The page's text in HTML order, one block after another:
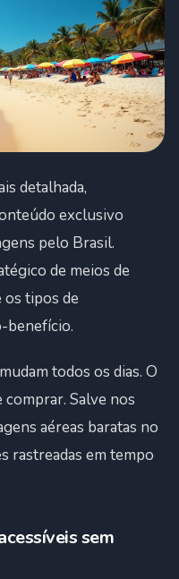
detalhada,
exclusivo
pelo Brasil.
de meios de
tipos de
benefício.
todos os dias. O
Salve nos
aéreas baratas no
rastreadas em tempo
sem